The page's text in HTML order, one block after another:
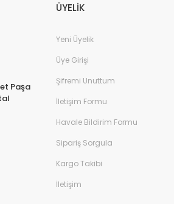
Paşa
ÜYELİK
Yeni Üyelik
Üye Girişi
Şifremi Unuttum
İletişim Formu
Havale Bildirim Formu
Sipariş Sorgula
Kargo Takibi
İletişim